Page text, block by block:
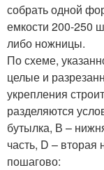
собрать одной
емкости 200-250
либо ножницы.
По схеме,
целые и
укрепления
разделяются
бутылка, В –
часть, D –
пошагово: